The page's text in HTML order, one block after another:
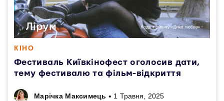
КІНО
Фестиваль Київкінофест оголосив дати,
тему фестивалю та фільм-відкриття
Марічка Максимець • 1 Травня, 2025